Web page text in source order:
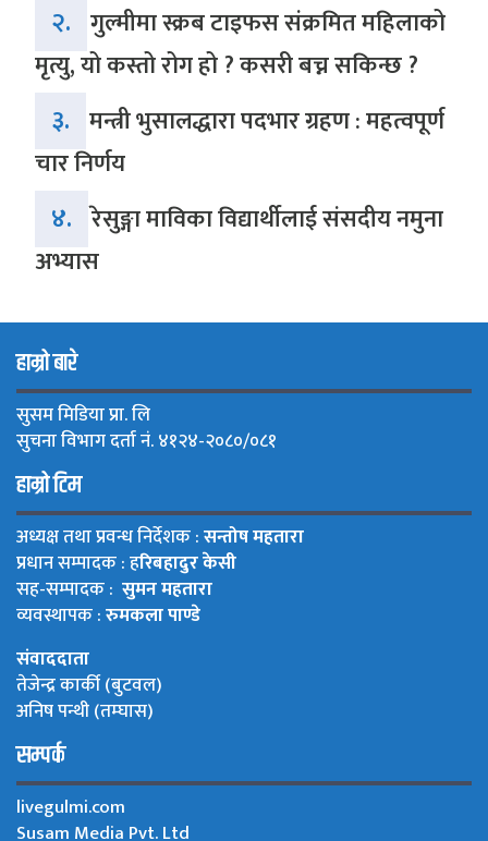
२. गुल्मीमा स्क्रब टाइफस संक्रमित महिलाको
मृत्यु, यो कस्तो रोग हो ? कसरी बच्न सकिन्छ ?
३. मन्त्री भुसालद्धारा पदभार ग्रहण : महत्वपूर्ण
चार निर्णय
४. रेसुङ्गा माविका विद्यार्थीलाई संसदीय नमुना
अभ्यास
हाम्रो बारे
सुसम मिडिया प्रा. लि
सुचना विभाग दर्ता नं. ४१२४-२०८०/०८१
हाम्रो टिम
अध्यक्ष तथा प्रवन्ध निर्देशक :सन्तोष महतारा
प्रधान सम्पादक : हरिबहादुर केसी
सह-सम्पादक : सुमन महतारा
व्यवस्थापक :रुमकला पाण्डे
संवाददाता
तेजेन्द्र कार्की (बुटवल)
अनिष पन्थी (तम्घास)
सम्पर्क
livegulmi.com
Susam Media Pvt. Ltd